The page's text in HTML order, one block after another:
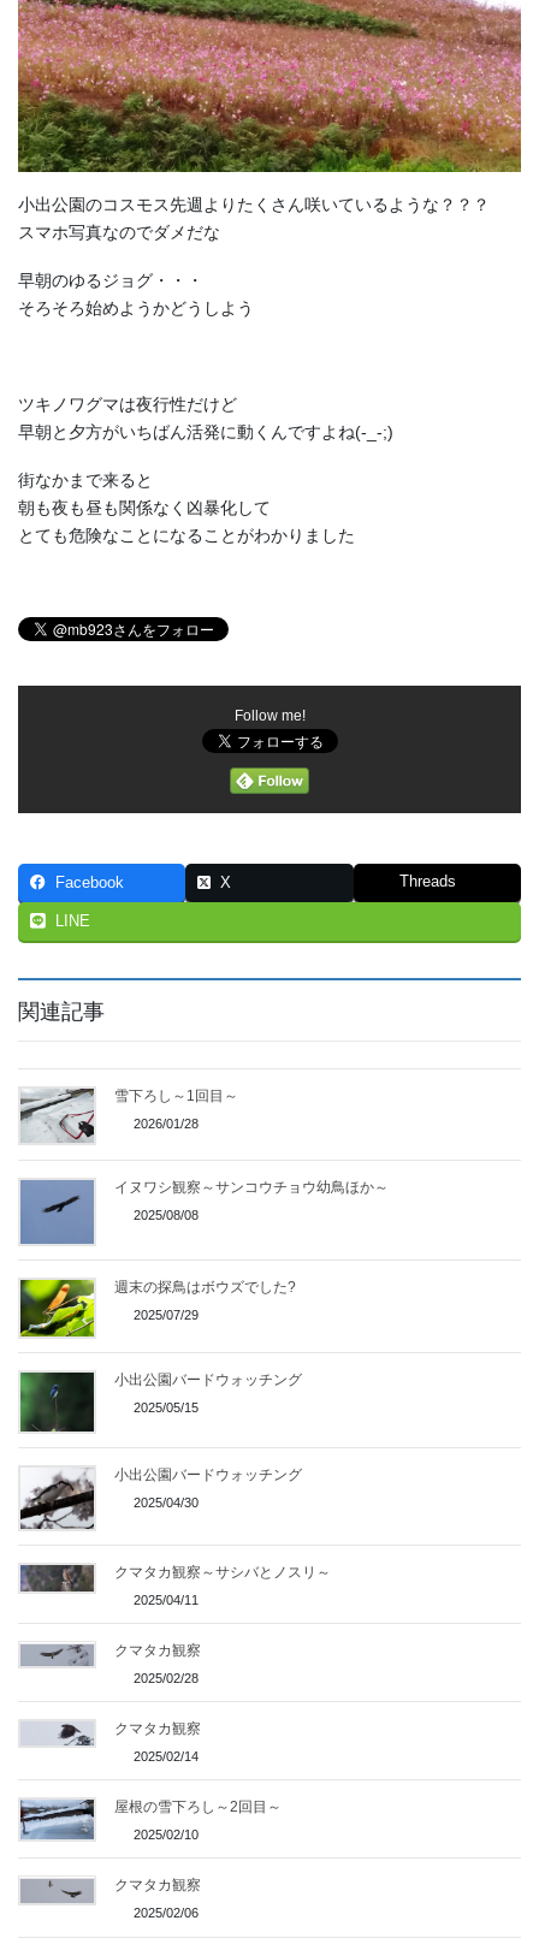
小出公園のコスモス先週よりたくさん咲いているような？？？
スマホ写真なのでダメだな
早朝のゆるジョグ・・・
そろそろ始めようかどうしよう
ツキノワグマは夜行性だけど
早朝と夕方がいちばん活発に動くんですよね(-_-;)
街なかまで来ると
朝も夜も昼も関係なく凶暴化して
とても危険なことになることがわかりました
Follow me!
Facebook X Threads
LINE
関連記事
雪下ろし～1回目～
2026/01/28
イヌワシ観察～サンコウチョウ幼鳥ほか～
2025/08/08
週末の探鳥はボウズでした?
2025/07/29
小出公園バードウォッチング
2025/05/15
小出公園バードウォッチング
2025/04/30
クマタカ観察～サシバとノスリ～
2025/04/11
クマタカ観察
2025/02/28
クマタカ観察
2025/02/14
屋根の雪下ろし～2回目～
2025/02/10
クマタカ観察
2025/02/06